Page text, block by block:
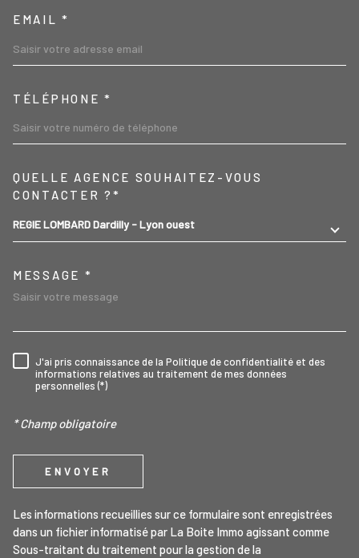
EMAIL *
TÉLÉPHONE *
QUELLE AGENCE SOUHAITEZ-VOUS
CONTACTER ?*
REGIE LOMBARD Dardilly - Lyon ouest
MESSAGE *
RÈGLEMENTATION
J'ai pris connaissance de la Politique de confidentialité et des
informations relatives au traitement de mes données
personnelles (*)
* Champ obligatoire
ENVOYER
Les informations recueillies sur ce formulaire sont enregistrées
dans un fichier informatisé par La Boite Immo agissant comme
Sous-traitant du traitement pour la gestion de la